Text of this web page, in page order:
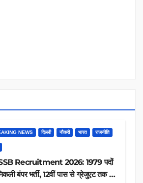
NEWS दिल्ली नौकरी भारत राजनीति
Recruitment 2026: 1979 पदों
बंपर भर्ती, 12वीं पास से ग्रेजुएट तक करें